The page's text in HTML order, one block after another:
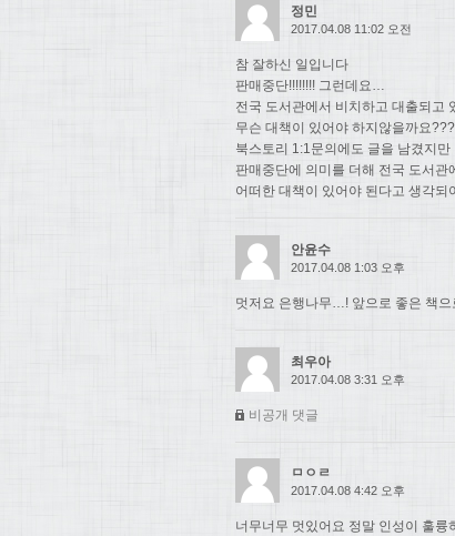
정민
2017.04.08 11:02 오전
참 잘하신 일입니다
판매중단!!!!!!!! 그런데요…
전국 도서관에서 비치하고 대출되고
무슨 대책이 있어야 하지않을까요
북스토리 1:1문의에도 글을 남겼지만
판매중단에 의미를 더해 전국 도서관
어떠한 대책이 있어야 된다고 생각되
안윤수
2017.04.08 1:03 오후
멋저요 은행나무…! 앞으로 좋은 책
최우아
2017.04.08 3:31 오후
비공개 댓글
ㅁㅇㄹ
2017.04.08 4:42 오후
너무너무 멋있어요 정말 인성이 훌륭